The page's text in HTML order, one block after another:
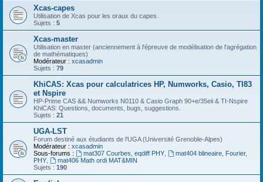
Xcas-capes
Utilisation de Xcas pour les oraux du capes.
Sujets : 5
Xcas-master
Utilisation en master (anciennement à l'épreuve de modélisation de l'agrégation
de mathématiques)
Modérateur : xcasadmin
Sujets : 79
KhiCAS: Xcas pour calculatrices HP, Numworks, Casio, TI83
et Nspire
HP-Prime CAS && Numworks N0110 & Casio Graph 90+e/35eii & TI-Nspire
KhiCAS: Questions, documents, bugs, suggestions.
Sujets : 21
UGA-LST
Forum destiné aux étudiants de l'UGA (Université Grenoble-Alpes)
Modérateur : xcasadmin
Sous-forums :
mat307 Courbes, eqdiff PHY,
mat404 blineaire, Fourier,
PHY
mat406 Math ordi MAT&MIN
Sujets : 190